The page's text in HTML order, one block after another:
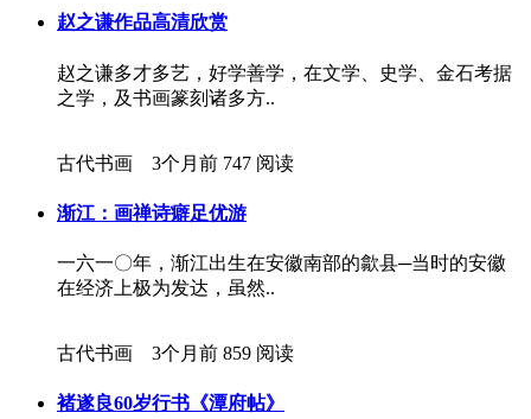
赵之谦作品高清欣赏
赵之谦多才多艺，好学善学，在文学、史学、金石考据
之学，及书画篆刻诸多方..
古代书画 3个月前 747 阅读
渐江：画禅诗癖足优游
一六一〇年，渐江出生在安徽南部的歙县─当时的安徽
在经济上极为发达，虽然..
古代书画 3个月前 859 阅读
褚遂良60岁行书《潭府帖》